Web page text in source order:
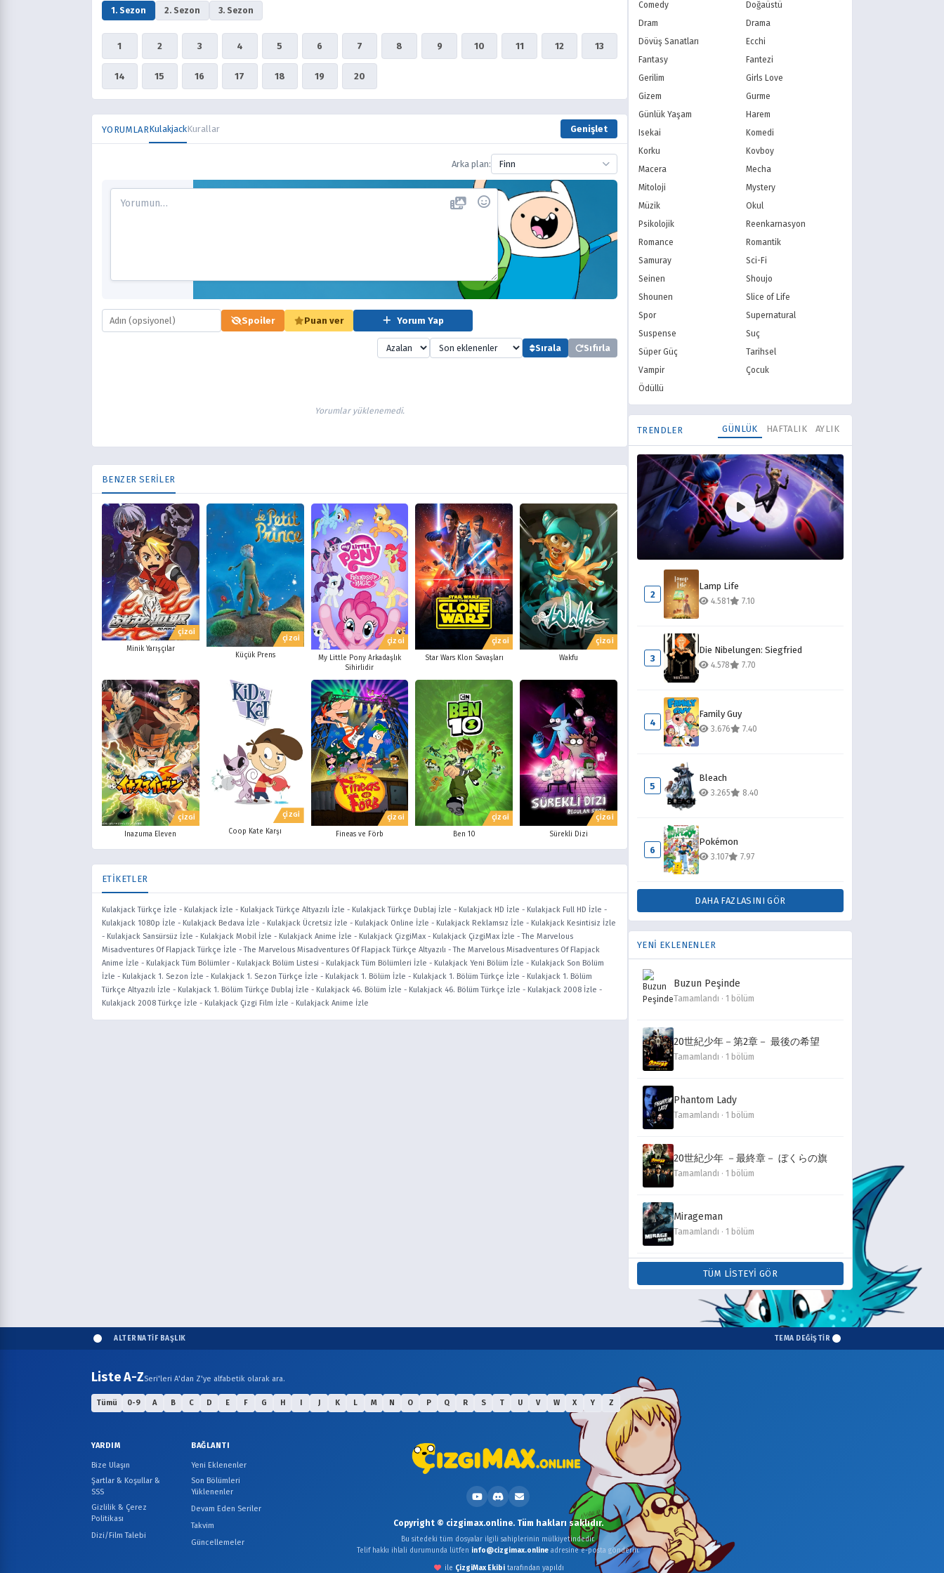
1. Sezon 2. Sezon 3. Sezon
1 2 3 4 5 6 7 8 9 10 11 12 13
14 15 16 17 18 19 20
YORUMLARKulakjackKurallar Genişlet
Arka plan: Finn
Spoiler Puan ver Yorum Yap
Sırala Sıfırla
Yorumlar yüklenemedi.
BENZER SERİLER
ÇİZGİ
Minik Yarışçılar
ÇİZGİ
Küçük Prens
ÇİZGİ
My Little Pony Arkadaşlık
Sihirlidir
ÇİZGİ
Star Wars Klon Savaşları
ÇİZGİ
Wakfu
ÇİZGİ
Inazuma Eleven
ÇİZGİ
Coop Kate Karşı
ÇİZGİ
Fineas ve Förb
ÇİZGİ
Ben 10
ÇİZGİ
Sürekli Dizi
ETİKETLER
Kulakjack Türkçe İzle - Kulakjack İzle - Kulakjack Türkçe Altyazılı İzle - Kulakjack Türkçe Dublaj İzle - Kulakjack HD İzle - Kulakjack Full HD İzle -
Kulakjack 1080p İzle - Kulakjack Bedava İzle - Kulakjack Ücretsiz İzle - Kulakjack Online İzle - Kulakjack Reklamsız İzle - Kulakjack Kesintisiz İzle
- Kulakjack Sansürsüz İzle - Kulakjack Mobil İzle - Kulakjack Anime İzle - Kulakjack ÇizgiMax - Kulakjack ÇizgiMax İzle -The Marvelous
Misadventures Of Flapjack Türkçe İzle -The Marvelous Misadventures Of Flapjack Türkçe Altyazılı -The Marvelous Misadventures Of Flapjack
Anime İzle - Kulakjack Tüm Bölümler - Kulakjack Bölüm Listesi - Kulakjack Tüm Bölümleri İzle - Kulakjack Yeni Bölüm İzle - Kulakjack Son Bölüm
İzle - Kulakjack 1. Sezon İzle - Kulakjack 1. Sezon Türkçe İzle - Kulakjack 1. Bölüm İzle - Kulakjack 1. Bölüm Türkçe İzle - Kulakjack 1. Bölüm
Türkçe Altyazılı İzle - Kulakjack 1. Bölüm Türkçe Dublaj İzle - Kulakjack 46. Bölüm İzle - Kulakjack 46. Bölüm Türkçe İzle - Kulakjack 2008 İzle -
Kulakjack 2008 Türkçe İzle - Kulakjack Çizgi Film İzle - Kulakjack Anime İzle
PBS Kids
FOX Türkiye
Comedy
Doğaüstü
Dram
Drama
Dövüş Sanatları
Ecchi
Fantasy
Fantezi
Gerilim
Girls Love
Gizem
Gurme
Günlük Yaşam
Harem
Isekai
Komedi
Korku
Kovboy
Macera
Mecha
Mitoloji
Mystery
Müzik
Okul
Psikolojik
Reenkarnasyon
Romance
Romantik
Samuray
Sci-Fi
Seinen
Shoujo
Shounen
Slice of Life
Spor
Supernatural
Suspense
Suç
Süper Güç
Tarihsel
Vampir
Çocuk
Ödüllü
TRENDLER GÜNLÜK HAFTALIK AYLIK
1
Mucize Uğur Böceği ile Kara Kedi
8.227 8.10
2
Lamp Life
4.581 7.10
3
Die Nibelungen: Siegfried
4.578 7.70
4
Family Guy
3.676 7.40
5
Bleach
3.265 8.40
6
Pokémon
3.107 7.97
DAHA FAZLASINI GÖR
YENİ EKLENENLER
Buzun Peşinde
Tamamlandı · 1 bölüm
20世紀少年－第2章－ 最後の希望
Tamamlandı · 1 bölüm
Phantom Lady
Tamamlandı · 1 bölüm
20世紀少年 －最終章－ ぼくらの旗
Tamamlandı · 1 bölüm
Mirageman
Tamamlandı · 1 bölüm
TÜM LISTEYI GÖR
ALTERNATİF BAŞLIK TEMA DEĞİŞTİR
Liste A-ZSeri'leri A'dan Z'ye alfabetik olarak ara.
Tümü 0-9 A B C D E F G H I J K L M N O P Q R S T U V W X Y Z
YARDIM
Bize Ulaşın
Şartlar & Koşullar &
SSS
Gizlilik & Çerez
Politikası
Dizi/Film Talebi
BAĞLANTI
Yeni Eklenenler
Son Bölümleri
Yüklenenler
Devam Eden Seriler
Takvim
Güncellemeler
Copyright © cizgimax.online. Tüm hakları saklıdır.
Bu sitedeki tüm dosyalar ilgili sahiplerinin mülkiyetindedir.
Telif hakkı ihlali durumunda lütfen info@cizgimax.onlineadresine e-posta gönderin.
ile ÇizgiMax Ekibitarafından yapıldı